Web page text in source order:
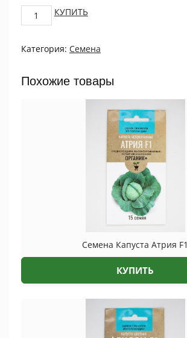
Астра
пионовидная
красная
г
quantity
КУПИТЬ
Категория: Семена
Похожие товары
Семена Капуста Атрия F1
КУПИТЬ